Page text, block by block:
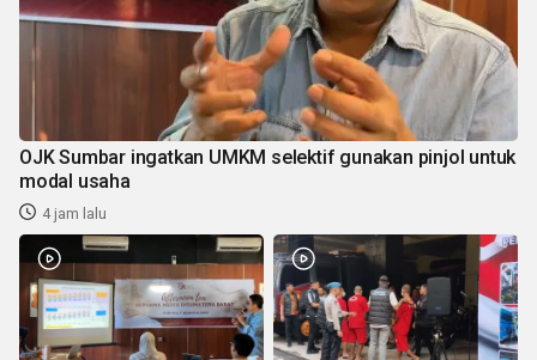
OJK Sumbar ingatkan UMKM selektif gunakan pinjol untuk
modal usaha
4 jam lalu